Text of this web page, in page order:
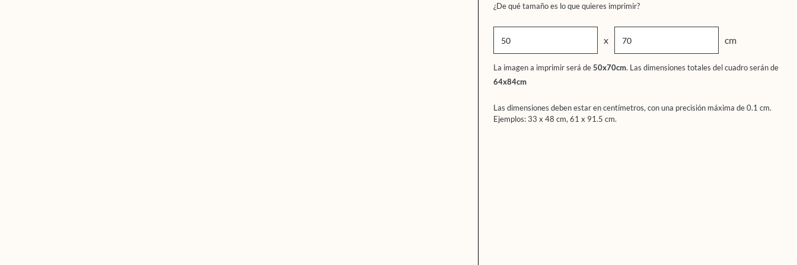
¿De qué tamaño es lo que quieres imprimir?
x cm
La imagen a imprimir será de50x70cm. Las dimensiones totales del cuadro serán de
64x84cm
Las dimensiones deben estar en centímetros, con una precisión máxima de 0.1 cm.
Ejemplos: 33 x 48 cm, 61 x 91.5 cm.